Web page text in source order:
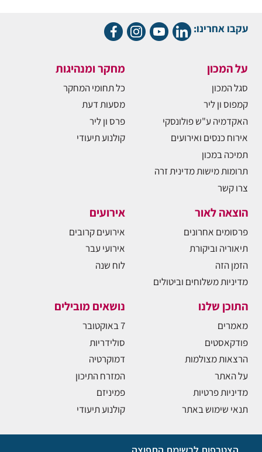
עקבו אחרינו:
על המכון
סגל המכון
קמפוס ון ליר
האקדמיה ע"ש פולונסקי
אירוח כנסים ואירועים
תמיכה במכון
תרומות מישות מדינית זרה
צרו קשר
מחקר ומנהיגות
כל תחומי המחקר
מסעות דעת
פרס ון ליר
קולנוע תיעודי
הוצאה לאור
פרסומים אחרונים
תיאוריה וביקורת
הזמן הזה
מדיניות משלוחים וביטולים
אירועים
אירועים קרובים
אירועי עבר
לוח שנה
התוכן שלנו
מאמרים
פודקאסטים
הרצאות מצולמות
על האתר
מדיניות פרטיות
תנאי שימוש באתר
נושאים מובילים
7 באוקטובר
סולידריות
דמוקרטיה
המזרח התיכון
פמיניזם
קולנוע תיעודי